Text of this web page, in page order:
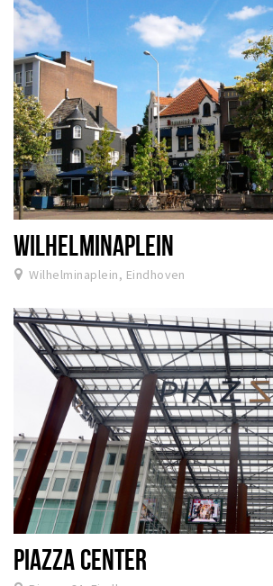
WILHELMINAPLEIN
Wilhelminaplein, Eindhoven
PIAZZA CENTER